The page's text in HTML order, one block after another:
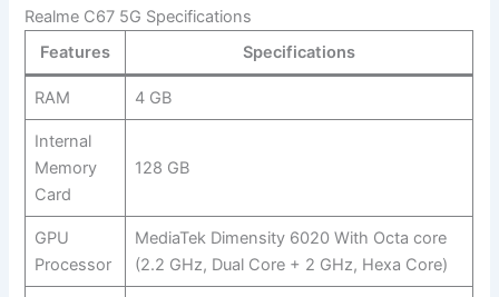
Realme C67 5G Specifications
Features
Specifications
RAM 4 GB
Internal
Memory
Card
128 GB
GPU
Processor
MediaTek Dimensity 6020 With Octa core
(2.2 GHz, Dual Core + 2 GHz, Hexa Core)